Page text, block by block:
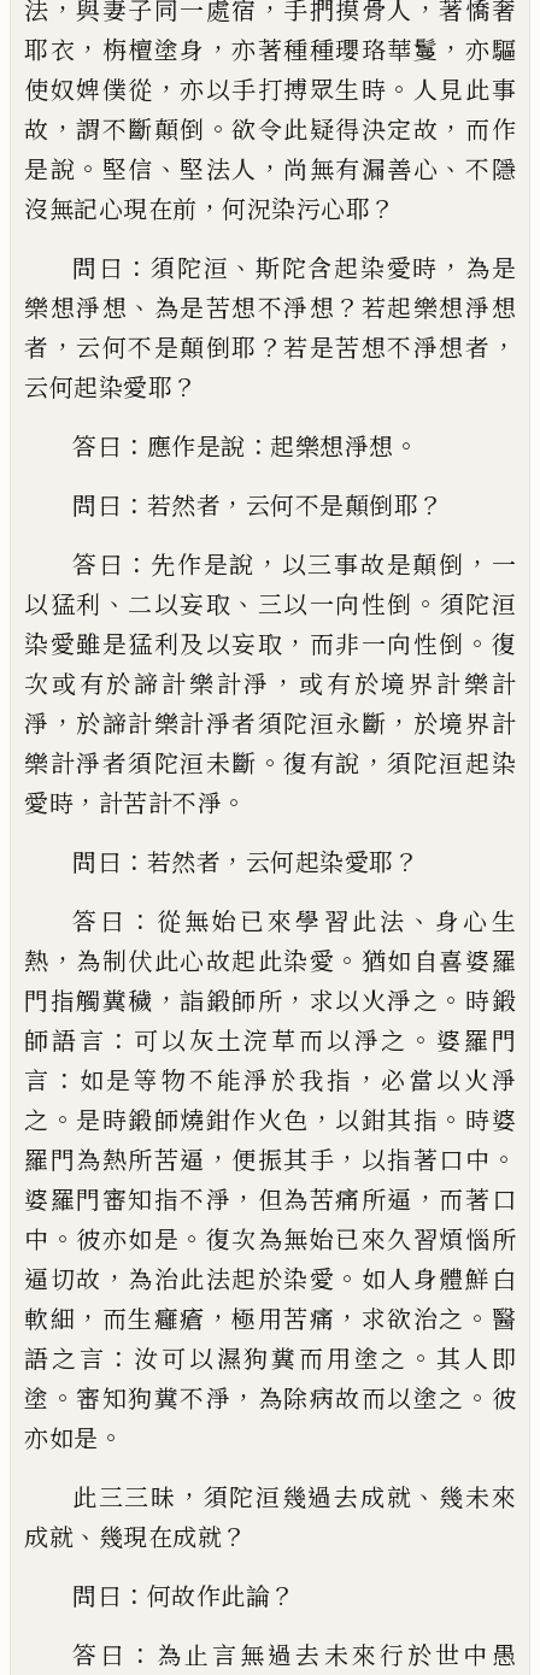
法 ，與妻子同一處宿 ， 手捫摸骨人 ，著憍奢
耶衣 ， 栴檀塗身 ，亦著種種瓔珞華鬘 ，亦驅
使奴婢僕從 ，亦以手打搏眾生時 。 人見此事
故 ，謂不斷顛倒 。欲令此疑得決定故 ， 而作
是說 。 堅信 、 堅法人 ， 尚無有漏善心 、不隱
沒無記心現在前 ， 何況染污心耶 ？
問曰 ： 須陀洹 、斯陀含起染愛時 ， 為是
樂想淨想 、 為是苦想不淨想 ？ 若起樂想淨想
者 ， 云何不是顛倒耶 ？若是苦想不淨想者 ，
云何起染愛耶 ？
答曰 ： 應作是說 ： 起樂想淨想 。
問曰 ： 若然者 ， 云何不是顛倒耶 ？
答曰 ： 先作是說 ， 以三事故是顛倒 ， 一
以猛利 、 二以妄取 、 三以一向性倒 。 須陀洹
染愛雖是猛利及以妄取 ， 而非一向性倒 。 復
次或有於諦計樂計淨 ， 或有於境界計樂計
淨 ， 於諦計樂計淨者須陀洹永斷 ， 於境界計
樂計淨者須陀洹未斷 。復有說 ， 須陀洹起染
愛時 ， 計苦計不淨 。
問曰 ： 若然者 ， 云何起染愛耶 ？
答曰 ： 從無始已來學習此法 、 身心生
熱 ， 為制伏此心故起此染愛 。 猶如自喜婆羅
門指觸糞穢 ，詣鍛師所 ， 求以火淨之 。 時鍛
師語言 ： 可以灰土浣草而以淨之 。 婆羅門
言 ： 如是等物不能淨於我指 ， 必當以 火淨
之 。 是時鍛師燒鉗作火色 ， 以鉗其指 。 時婆
羅門為熱所苦逼 ， 便振其手 ， 以指著口中 。
婆羅門審知指不淨 ， 但為苦痛所逼 ， 而著 口
中 。 彼亦如是 。 復次為無始已來久習煩惱所
逼切故 ， 為治此法起於染愛 。 如人身體鮮白
軟細 ， 而生癰瘡 ，極用苦痛 ， 求欲治之 。 醫
語之言 ： 汝可以濕狗糞而用塗之 。 其人即
塗 。 審知狗糞不淨 ， 為除病故而以塗之 。 彼
亦如是 。
此三三昧 ， 須陀洹幾過去成就 、 幾未來
成就 、 幾現在成就？
問曰 ： 何故作此論？
答曰 ： 為止言無過去未來行於世中愚